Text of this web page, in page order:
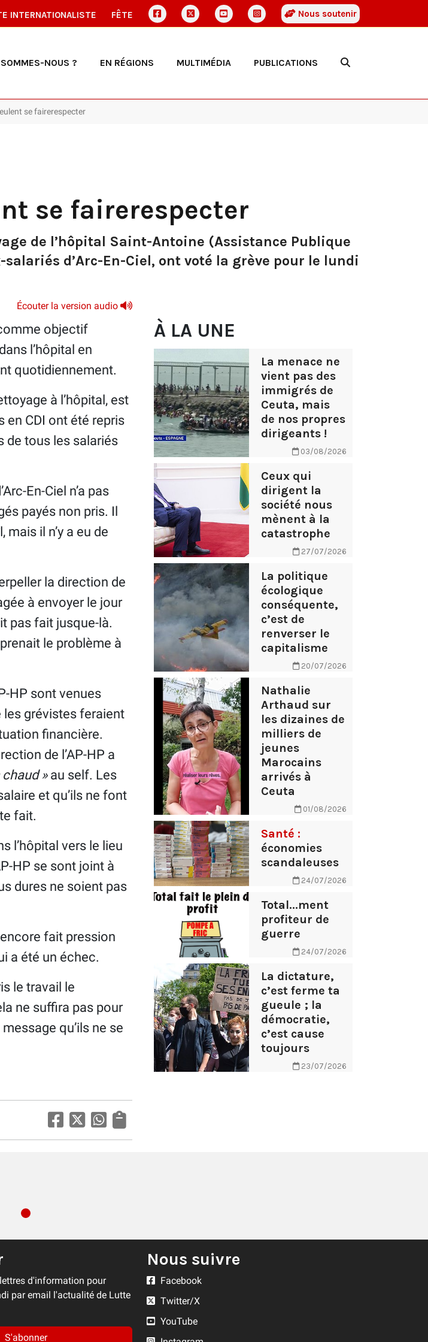
INTERNATIONALISTE FÊTE Nous soutenir
NOUS ? EN RÉGIONS MULTIMÉDIA PUBLICATIONS
se fairerespecter
se fairerespecter
de l’hôpital Saint-Antoine (Assistance Publique
d’Arc-En-Ciel, ont voté la grève pour le lundi
Écouter la version audio
objectif
l’hôpital en
quotidiennement.
à l’hôpital, est
en CDI ont été repris
de tous les salariés
En-Ciel n’a pas
payés non pris. Il
il n’y a eu de
la direction de
à envoyer le jour
pas fait jusque-là.
le problème à
HP sont venues
les grévistes feraient
financière.
de l’AP-HP a
chaud »au self. Les
et qu’ils ne font
fait.
l’hôpital vers le lieu
HP se sont joint à
dures ne soient pas
fait pression
a été un échec.
le travail le
ne suffira pas pour
qu’ils ne se
À LA UNE
La menace ne
vient pas des
immigrés de
Ceuta, mais
de nos propres
dirigeants !
03/08/2026
Ceux qui
dirigent la
société nous
mènent à la
catastrophe
27/07/2026
La politique
écologique
conséquente,
c’est de
renverser le
capitalisme
20/07/2026
Nathalie
Arthaud sur
les dizaines de
milliers de
jeunes
Marocains
arrivés à
Ceuta
01/08/2026
Santé :
économies
scandaleuses
24/07/2026
Total...ment
profiteur de
guerre
24/07/2026
La dictature,
c’est ferme ta
gueule ; la
démocratie,
c’est cause
toujours
23/07/2026
d'information pour
par email l'actualité de Lutte
S'abonner
Nous suivre
Facebook
Twitter/X
YouTube